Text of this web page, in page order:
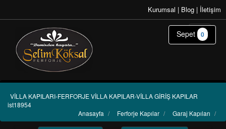
Kurumsal | Blog | İletişim
VİLLA KAPILARI-FERFORJE VİLLA KAPILAR-VİLLA GİRİŞ KAPILAR
ist18954
Garaj Kapıları /
Ferforje Kapılar /
Anasayfa /
Sepet 0